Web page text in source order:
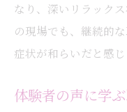
なり、深いリラック
の現場でも、継続的
症状が和らいだと感じ
体験者の声に学